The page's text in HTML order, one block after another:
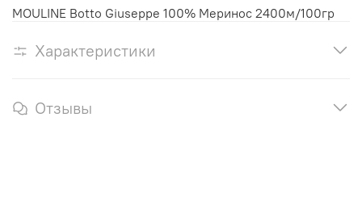
MOULINE Botto Giuseppe 100% Меринос 2400м/100гр
Характеристики
Отзывы